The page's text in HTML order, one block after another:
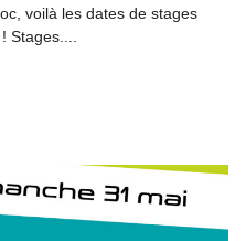
voilà les dates de stages